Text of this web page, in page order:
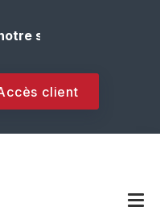
internet !
client